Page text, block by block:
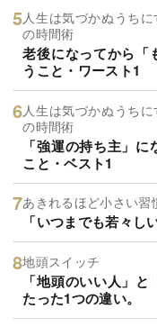
人生は気づかぬうち
の時間術
老後になってから「
うこと・ワースト1
人生は気づかぬうち
の時間術
「強運の持ち主」
こと・ベスト1
あきれるほど小さい習
「いつまでも若々し
地頭スイッチ
「地頭のいい人」
たった1つの違い。